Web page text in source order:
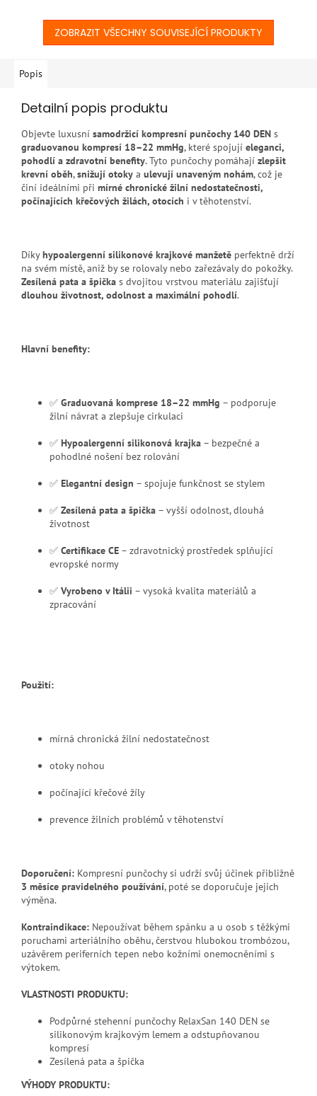
ZOBRAZIT VŠECHNY SOUVISEJÍCÍ PRODUKTY
Popis
Detailní popis produktu
Objevte luxusní samodržicí kompresní punčochy 140 DEN s
graduovanou kompresí 18–22 mmHg, které spojují eleganci,
pohodlí a zdravotní benefity. Tyto punčochy pomáhají zlepšit
krevní oběh,snižují otoky a ulevují unaveným nohám, což je
činí ideálními při mírné chronické žilní nedostatečnosti,
počínajících křečových žilách, otocích i v těhotenství.
Díkyhypoalergenní silikonové krajkové manžetě perfektně drží
na svém místě, aniž by se rolovaly nebo zařezávaly do pokožky.
Zesílená pata a špička s dvojitou vrstvou materiálu zajišťují
dlouhou životnost, odolnost a maximální pohodlí.
Hlavní benefity:
✅ Graduovaná komprese 18–22 mmHg – podporuje
žilní návrat a zlepšuje cirkulaci
✅ Hypoalergenní silikonová krajka – bezpečné a
pohodlné nošení bez rolování
✅ Elegantní design – spojuje funkčnost se stylem
✅ Zesílená pata a špička – vyšší odolnost, dlouhá
životnost
✅ Certifikace CE – zdravotnický prostředek splňující
evropské normy
✅ Vyrobeno v Itálii – vysoká kvalita materiálů a
zpracování
Použití:
mírná chronická žilní nedostatečnost
otoky nohou
počínající křečové žíly
prevence žilních problémů v těhotenství
Doporučení: Kompresní punčochy si udrží svůj účinek přibližně
3 měsíce pravidelného používání, poté se doporučuje jejich
výměna.
Kontraindikace: Nepoužívat během spánku a u osob s těžkými
poruchami arteriálního oběhu, čerstvou hlubokou trombózou,
uzávěrem periferních tepen nebo kožními onemocněními s
výtokem.
VLASTNOSTI PRODUKTU:
Podpůrné stehenní punčochy RelaxSan 140 DEN se
silikonovým krajkovým lemem a odstupňovanou
kompresí
Zesílená pata a špička
VÝHODY PRODUKTU: